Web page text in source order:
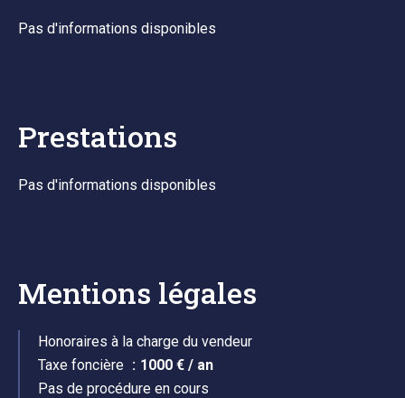
Pas d'informations disponibles
Prestations
Pas d'informations disponibles
Mentions légales
Honoraires à la charge du vendeur
Taxe foncière
1000 € / an
Pas de procédure en cours